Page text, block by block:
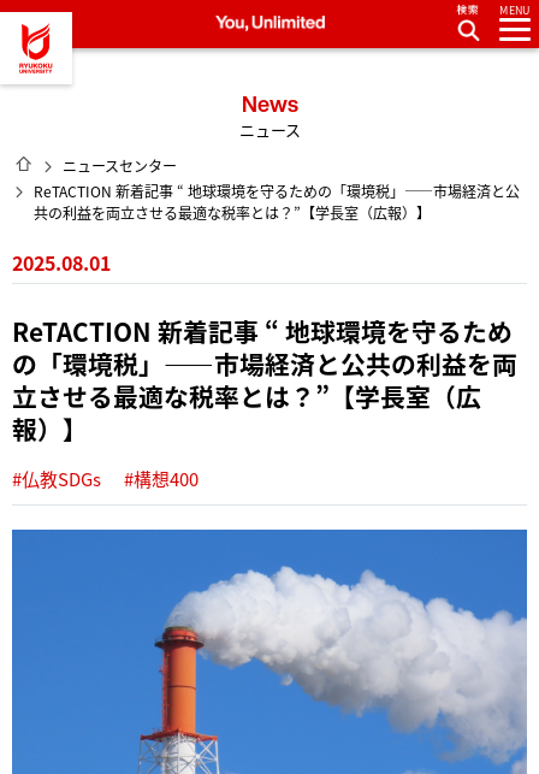
龍谷大学 You, Unlimited
MENU
News
ニュース
HOME
ニュースセンター
ReTACTION 新着記事 “ 地球環境を守るための「環境税」――市場経済と公
共の利益を両立させる最適な税率とは？”【学長室（広報）】
2025.08.01
ReTACTION 新着記事 “ 地球環境を守るため
の「環境税」――市場経済と公共の利益を両
立させる最適な税率とは？”【学長室（広
報）】
#仏教SDGs #構想400